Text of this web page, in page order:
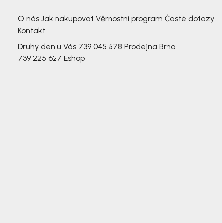
O nás Jak nakupovat Věrnostní program Časté dotazy
Kontakt
Druhý den u Vás 739 045 578 Prodejna Brno
739 225 627 Eshop